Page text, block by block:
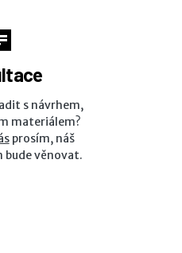
s návrhem,
materiálem?
prosím, náš
bude věnovat.